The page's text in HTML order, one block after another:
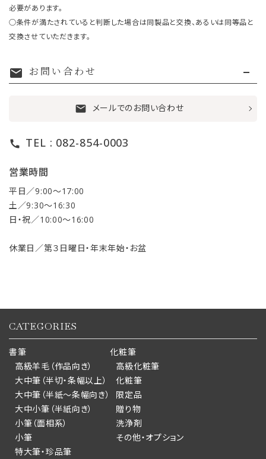
必要があります。
○条件が満たされていると判断した場合は同製品と交換、あるいは同等品と
交換させていただきます。
mail お問い合わせ
mail メールでのお問い合わせ
call TEL : 082-854-0003
営業時間
平日／9:00〜17:00
土／9:30〜16:30
日・祝／10:00〜16:00
休業日／第３日曜日・年末年始・お盆
CATEGORIES
書筆
高級羊毛（作品向き）
大中筆（半切・条幅以上）
大中筆（半紙～条幅向き）
大中小筆（半紙向き）
小筆（面相系）
小筆
特大筆・珍品筆
化粧筆
高級化粧筆
化粧筆
限定品
贈り物
洗浄剤
その他・オプション